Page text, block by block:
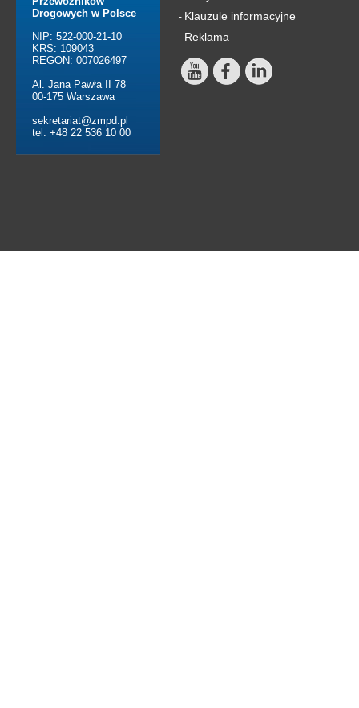
Drogowych w Polsce
NIP: 522-000-21-10
KRS: 109043
REGON: 007026497
Al. Jana Pawła II 78
00-175 Warszawa
sekretariat@zmpd.pl
tel. +48 22 536 10 00
- Klauzule informacyjne
- Reklama